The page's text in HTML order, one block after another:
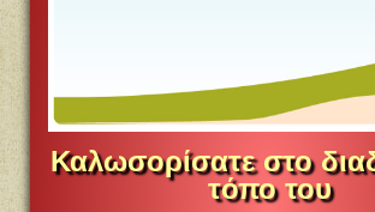
Καλωσορίσατε στο
τόπο του